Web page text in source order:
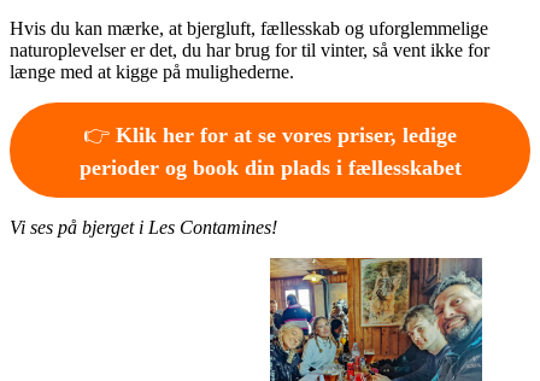
Hvis du kan mærke, at bjergluft, fællesskab og uforglemmelige
naturoplevelser er det, du har brug for til vinter, så vent ikke for
længe med at kigge på mulighederne.
👉 Klik her for at se vores priser, ledige
perioder og book din plads i fællesskabet
Vi ses på bjerget i Les Contamines!